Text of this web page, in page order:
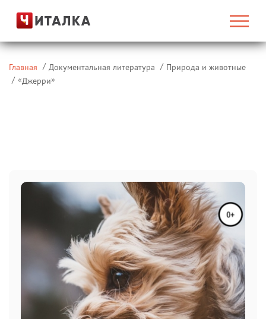
Главная Документальная литература
Природа и животные
«Джерри»